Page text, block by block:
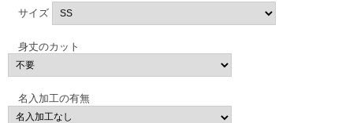
サイズ
身丈のカット
名入加工の有無